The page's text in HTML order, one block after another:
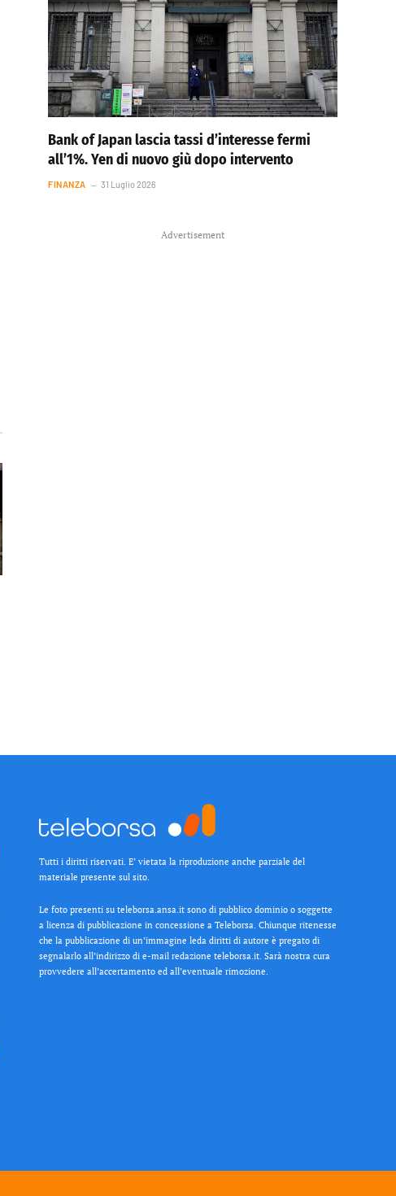
Bank of Japan lascia tassi d’interesse fermi
all’1%. Yen di nuovo giù dopo intervento
FINANZA 31 Luglio 2026
Advertisement
Tutti i diritti riservati. E’ vietata la riproduzione anche parziale del
materiale presente sul sito.
Le foto presenti su teleborsa.ansa.it sono di pubblico dominio o soggette
a licenza di pubblicazione in concessione a Teleborsa. Chiunque ritenesse
che la pubblicazione di un’immagine leda diritti di autore è pregato di
segnalarlo all’indirizzo di e-mail redazione teleborsa.it. Sarà nostra cura
provvedere all’accertamento ed all’eventuale rimozione.